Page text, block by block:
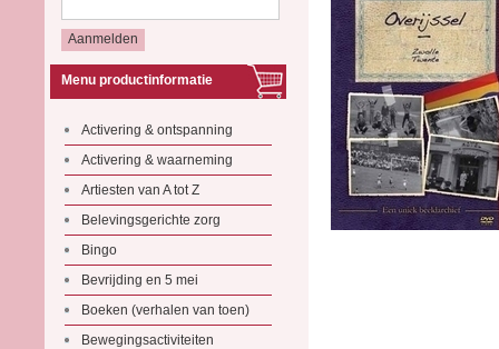
Menu productinformatie
Activering & ontspanning
Activering & waarneming
Artiesten van A tot Z
Belevingsgerichte zorg
Bingo
Bevrijding en 5 mei
Boeken (verhalen van toen)
Bewegingsactiviteiten